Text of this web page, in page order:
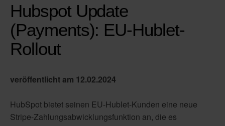
Hubspot Update
(Payments): EU-Hublet-
Rollout
veröffentlicht am 12.02.2024
HubSpot bietet seinen EU-Hublet-Kunden eine neue
Stripe-Zahlungsabwicklungsfunktion an, die es